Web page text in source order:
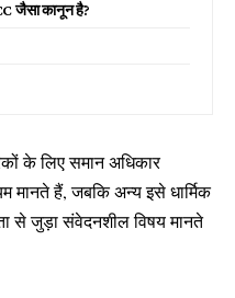
जैसा कानून है?
के लिए समान अधिकार
मानते हैं, जबकि अन्य इसे धार्मिक
से जुड़ा संवेदनशील विषय मानते